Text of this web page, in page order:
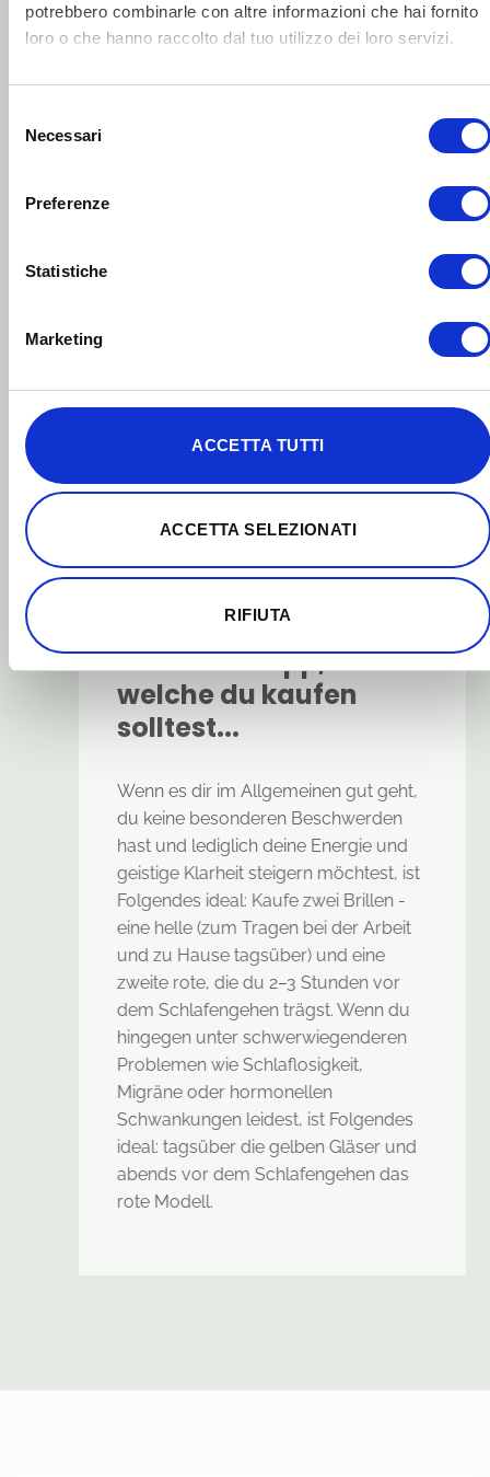
potrebbero combinarle con altre informazioni che hai fornito
loro o che hanno raccolto dal tuo utilizzo dei loro servizi.
delNecessari
Preferenze
Statistiche
Marketing
ACCETTA TUTTI
ACCETTA SELEZIONATI
RIFIUTA
Rote Gläser sollten von allen getragen
schlafen möchten, um die
Ein kleiner Tipp,
welche du kaufen
solltest...
Wenn es dir im Allgemeinen gut geht,
du keine besonderen Beschwerden
hast und lediglich deine Energie und
geistige Klarheit steigern möchtest, ist
Folgendes ideal: Kaufe zwei Brillen -
eine helle (zum Tragen bei der Arbeit
und zu Hause tagsüber) und eine
zweite rote, die du 2–3 Stunden vor
dem Schlafengehen trägst. Wenn du
hingegen unter schwerwiegenderen
Problemen wie Schlaflosigkeit,
Migräne oder hormonellen
Schwankungen leidest, ist Folgendes
ideal: tagsüber die gelben Gläser und
abends vor dem Schlafengehen das
rote Modell.